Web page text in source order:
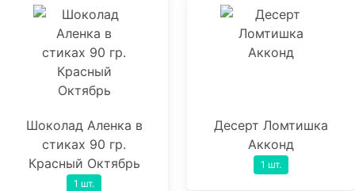
Шоколад Аленка в
стиках 90 гр.
Красный Октябрь
1 шт.
Десерт Ломтишка
Акконд
1 шт.